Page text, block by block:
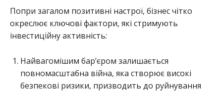
Попри загалом позитивні настрої, бізнес чітко
окреслює ключові фактори, які стримують
інвестиційну активність:
Найвагомішим бар’єром залишається
повномасштабна війна, яка створює високі
безпекові ризики, призводить до руйнування